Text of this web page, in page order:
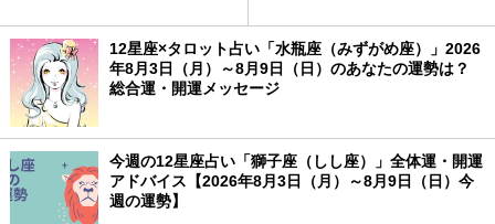
12星座×タロット占い「水瓶座（みずがめ座）」2026
年8月3日（月）～8月9日（日）のあなたの運勢は？
総合運・開運メッセージ
今週の12星座占い「獅子座（しし座）」全体運・開運
アドバイス【2026年8月3日（月）～8月9日（日）今
週の運勢】